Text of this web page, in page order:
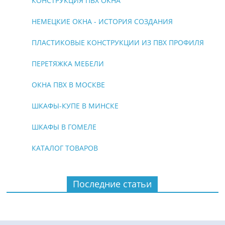
НЕМЕЦКИЕ ОКНА - ИСТОРИЯ СОЗДАНИЯ
ПЛАСТИКОВЫЕ КОНСТРУКЦИИ ИЗ ПВХ ПРОФИЛЯ
ПЕРЕТЯЖКА МЕБЕЛИ
ОКНА ПВХ В МОСКВЕ
ШКАФЫ-КУПЕ В МИНСКЕ
ШКАФЫ В ГОМЕЛЕ
КАТАЛОГ ТОВАРОВ
Последние статьи